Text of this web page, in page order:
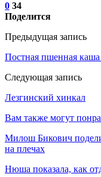
0 34
Поделится
Предыдущая запись
Постная пшенная каша
Следующая запись
Лезгинский хинкал
Вам также могут
Милош Бикович
на плечах
Нюша показала, как